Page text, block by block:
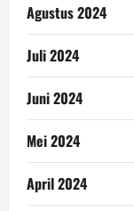
Agustus 2024
Juli 2024
Juni 2024
Mei 2024
April 2024